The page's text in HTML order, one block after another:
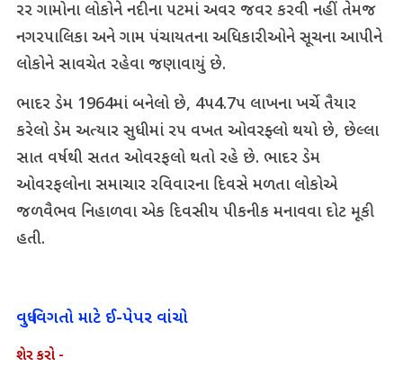
રર ગામોના લોકોને નદીના પટમાં અવર જવર કરવી નહીં તેમજ
નગરપાલિકા અને ગામ પંચાયતના અધિકારીઓને સૂચના આપીને
લોકોને સાવચેત રહેવા જણાવાયું છે.
ભાદર ડેમ 1964માં બનેલો છે, 4પ4.7પ લાખના ખર્ચે તૈયાર
કરેલો ડેમ અત્યાર સુધીમાં રપ વખત ઓવરફ્લો થયો છે, છેલ્લા
સાત વર્ષથી સતત ઓવરફલો થતો રહે છે. ભાદર ડેમ
ઓવરફલોના સમાચાર રવિવારના દિવસે મળતા લોકોએ
જળવૈભવ નિહાળવા એક દિવસીય પીકનીક મનાવવા દોટ મૂકી
હતી.
વધુ વિગતો માટે ઈ-પેપર વાંચો
શેર કરો -